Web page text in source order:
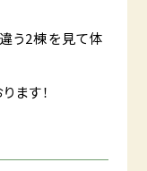
う2棟を見て体
ます！